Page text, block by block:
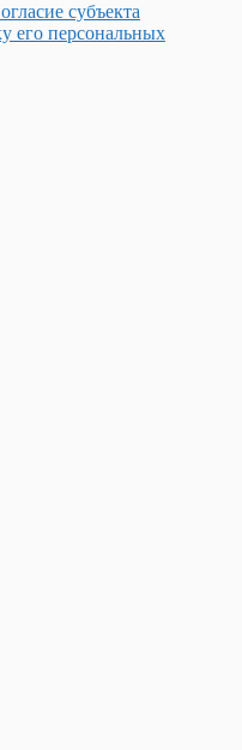
субъекта
его персональных